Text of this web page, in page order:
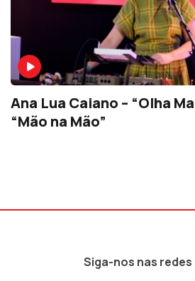
Ana Lua Caiano – “Olha
“Mão na Mão”
Siga-nos nas